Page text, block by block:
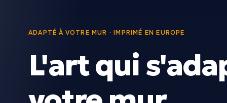
Paysages et nature 429 Botanique
329 Animaux et
Paysages urbains et architecture Culture pop
ADAPTÉ À VOTRE MUR · IMPRIMÉ EN EUROPE
L'art qui